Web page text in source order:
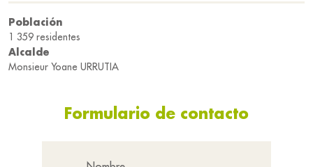
Población
1 359 residentes
Alcalde
Monsieur Yoane URRUTIA
Formulario de contacto